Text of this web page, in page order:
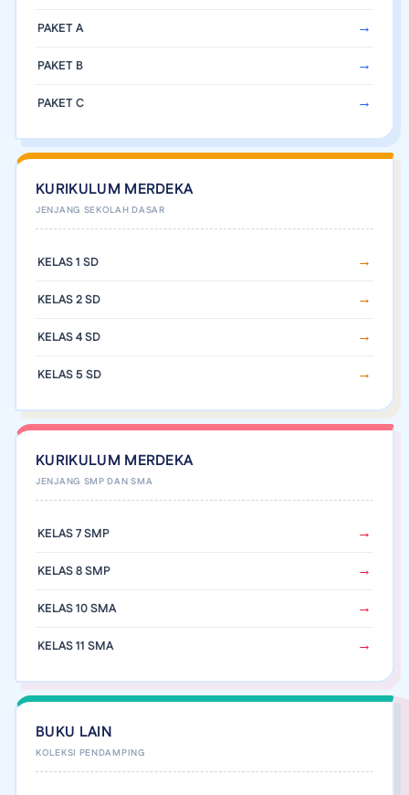
PAKET A
PAKET B
PAKET C
KURIKULUM MERDEKA
KELAS 1 SD
KELAS 2 SD
KELAS 4 SD
KELAS 5 SD
KURIKULUM MERDEKA
KELAS 7 SMP
KELAS 8 SMP
KELAS 10 SMA
KELAS 11 SMA
BUKU LAIN